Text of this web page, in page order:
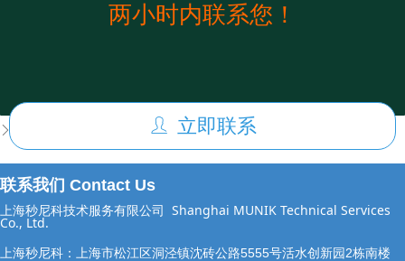
ꄲ ASPICE评估认证（CL等级）
两小时内联系您！
ꄑ 立即联系
联系我们 Contact Us
上海秒尼科技术服务有限公司 Shanghai MUNIK Technical Services
Co., Ltd.
上海秒尼科：上海市松江区洞泾镇沈砖公路5555号活水创新园2栋南楼